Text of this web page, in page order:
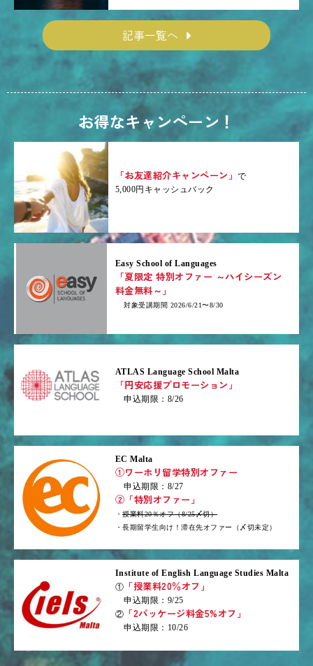
記事一覧へ
お得なキャンペーン！
「お友達紹介キャンペーン」で
5,000円キャッシュバック
Easy School of Languages
「夏限定 特別オファー ～ハイシーズン
料金無料～」
対象受講期間 2026/6/21〜8/30
ATLAS Language School Malta
「円安応援プロモーション」
申込期限：8/26
EC Malta
①ワーホリ留学特別オファー
申込期限：8/27
②「特別オファー」
・授業料20％オフ（8/25〆切）
・長期留学生向け！滞在先オファー（〆切未定）
Institute of English Language Studies Malta
① 「授業料20％オフ」
申込期限：9/25
② 「2パッケージ料金5%オフ」
申込期限：10/26